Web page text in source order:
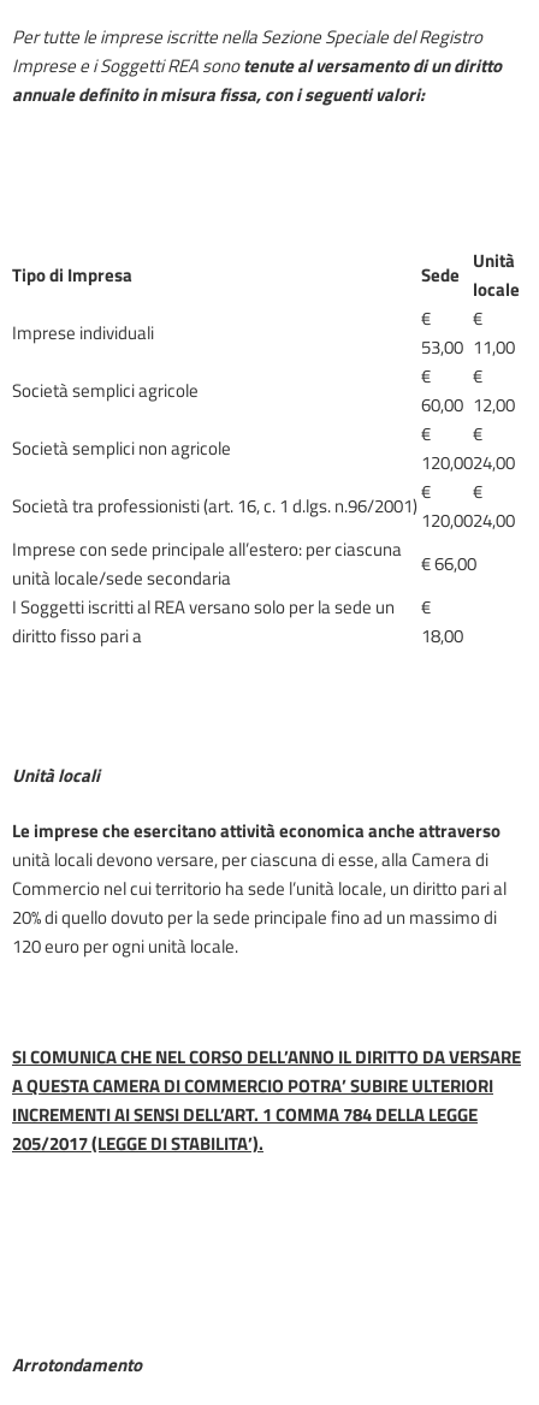
Per tutte le imprese iscritte nella Sezione Speciale del Registro
Imprese e i Soggetti REA sonotenute al versamento di un diritto
annuale definito in misura fissa, con i seguenti valori:
Tipo di Impresa Sede
Unità
locale
Imprese individuali
€
53,00
€
11,00
Società semplici agricole
€
60,00
€
12,00
Società semplici non agricole
€
120,00
€
24,00
Società tra professionisti (art. 16, c. 1 d.lgs. n.96/2001)
€
120,00
€
24,00
Imprese con sede principale all’estero: per ciascuna
unità locale/sede secondaria
€ 66,00
I Soggetti iscritti al REA versano solo per la sede un
diritto fisso pari a
€
18,00
Unità locali
Le imprese che esercitano attività economica anche attraverso
unità locali devono versare, per ciascuna di esse, alla Camera di
Commercio nel cui territorio ha sede l’unità locale, un diritto pari al
20% di quello dovuto per la sede principale fino ad un massimo di
120 euro per ogni unità locale.
SI COMUNICA CHE NEL CORSO DELL’ANNO IL DIRITTO DA VERSARE
A QUESTA CAMERA DI COMMERCIO POTRA’ SUBIRE ULTERIORI
INCREMENTI AI SENSI DELL’ART. 1 COMMA 784 DELLA LEGGE
205/2017 (LEGGE DI STABILITA’).
Arrotondamento